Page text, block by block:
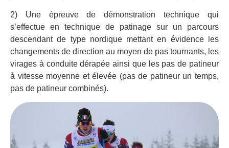
2) Une épreuve de démonstration technique qui
s’effectue en technique de patinage sur un parcours
descendant de type nordique mettant en évidence les
changements de direction au moyen de pas tournants, les
virages à conduite dérapée ainsi que les pas de patineur
à vitesse moyenne et élevée (pas de patineur un temps,
pas de patineur combinés).